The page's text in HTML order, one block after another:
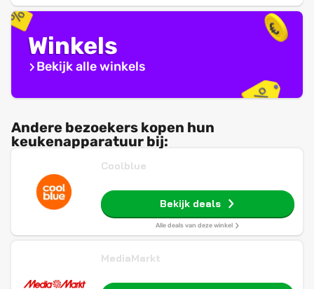
Winkels
Bekijk alle winkels
Andere bezoekers kopen hun
keukenapparatuur bij:
Coolblue
Bekijk deals
Alle deals van deze winkel
MediaMarkt